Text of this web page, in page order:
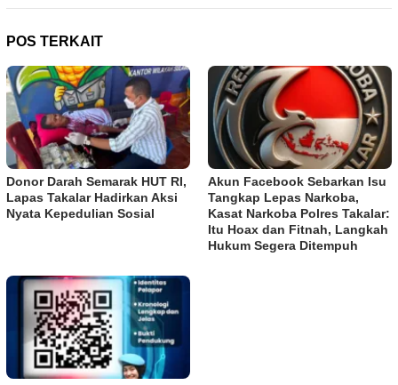
POS TERKAIT
Donor Darah Semarak HUT RI,
Lapas Takalar Hadirkan Aksi
Nyata Kepedulian Sosial
Akun Facebook Sebarkan Isu
Tangkap Lepas Narkoba,
Kasat Narkoba Polres Takalar:
Itu Hoax dan Fitnah, Langkah
Hukum Segera Ditempuh